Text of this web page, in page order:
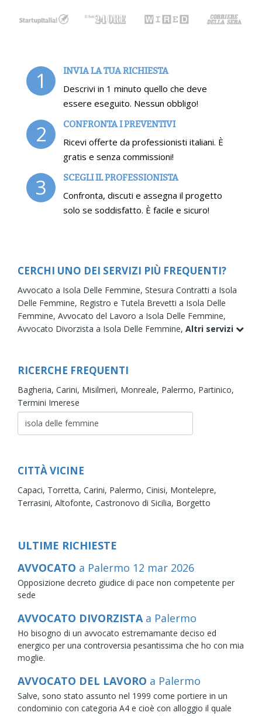
1 INVIA LA TUA RICHIESTA
Descrivi in 1 minuto quello che deve
essere eseguito. Nessun obbligo!
2 CONFRONTA I PREVENTIVI
Ricevi offerte da professionisti italiani. È
gratis e senza commissioni!
3 SCEGLI IL PROFESSIONISTA
Confronta, discuti e assegna il progetto
solo se soddisfatto. È facile e sicuro!
CERCHI UNO DEI SERVIZI PIÙ FREQUENTI?
Avvocato a Isola Delle Femmine, Stesura Contratti a Isola
Delle Femmine, Registro e Tutela Brevetti a Isola Delle
Femmine, Avvocato del Lavoro a Isola Delle Femmine,
Avvocato Divorzista a Isola Delle Femmine, Altri servizi
RICERCHE FREQUENTI
Bagheria, Carini, Misilmeri, Monreale, Palermo, Partinico,
Termini Imerese
CITTÀ VICINE
Capaci, Torretta, Carini, Palermo, Cinisi, Montelepre,
Terrasini, Altofonte, Castronovo di Sicilia, Borgetto
ULTIME RICHIESTE
AVVOCATO a Palermo 12 mar 2026
Opposizione decreto giudice di pace non competente per
sede
AVVOCATO DIVORZISTA a Palermo
Ho bisogno di un avvocato estremamante deciso ed
energico per una controversia pesantissima che ho con mia
moglie.
AVVOCATO DEL LAVORO a Palermo
Salve, sono stato assunto nel 1999 come portiere in un
condominio con categoria A4 e cioè con alloggio il quale